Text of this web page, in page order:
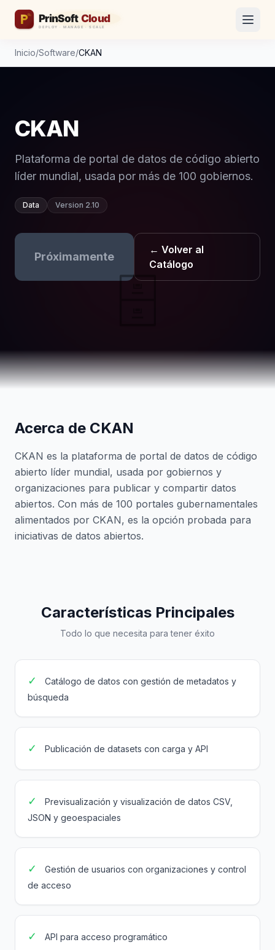
Inicio/Software/CKAN
CKAN
Plataforma de portal de datos de código abierto
líder mundial, usada por más de 100 gobiernos.
Data Version 2.10
Próximamente
← Volver al
Catálogo
🗄️
Acerca de CKAN
CKAN es la plataforma de portal de datos de código
abierto líder mundial, usada por gobiernos y
organizaciones para publicar y compartir datos
abiertos. Con más de 100 portales gubernamentales
alimentados por CKAN, es la opción probada para
iniciativas de datos abiertos.
Características Principales
Todo lo que necesita para tener éxito
✓
Catálogo de datos con gestión de metadatos y
búsqueda
✓ Publicación de datasets con carga y API
✓
Previsualización y visualización de datos CSV,
JSON y geoespaciales
✓
Gestión de usuarios con organizaciones y control
de acceso
✓ API para acceso programático